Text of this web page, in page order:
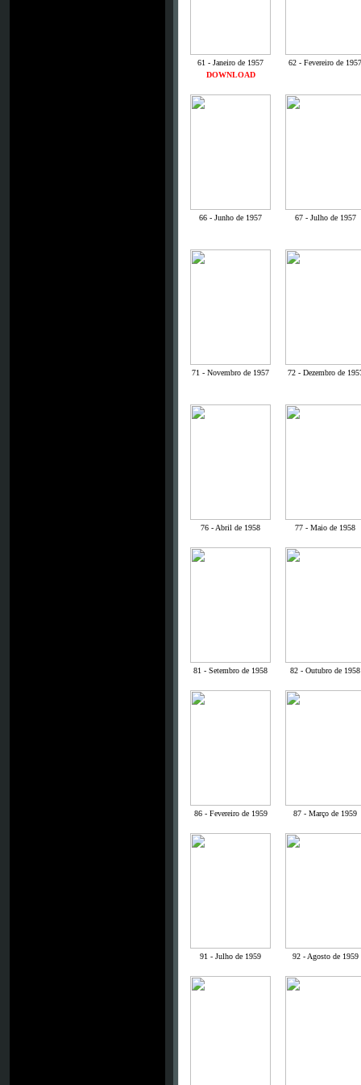
61 - Janeiro de 1957
62 - Fevereiro de 1957
DOWNLOAD
66 - Junho de 1957 67 - Julho de 1957
71 - Novembro de 1957 72 - Dezembro de
76 - Abril de 1958 77 - Maio de 1958
81 - Setembro de 1958 82 - Outubro de 1958
86 - Fevereiro de 1959 87 - Março de 1959
91 - Julho de 1959 92 - Agosto de 1959